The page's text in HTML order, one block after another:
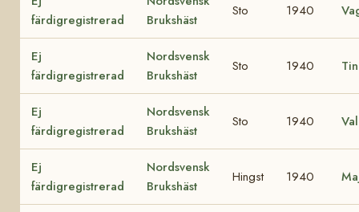
färdigregistrerad
Brukshäst
Sto 1940
Ej
färdigregistrerad
Nordsvensk
Brukshäst
Sto 1940
Ej
färdigregistrerad
Nordsvensk
Brukshäst
Sto 1940
Ej
färdigregistrerad
Nordsvensk
Brukshäst
Hingst 1940